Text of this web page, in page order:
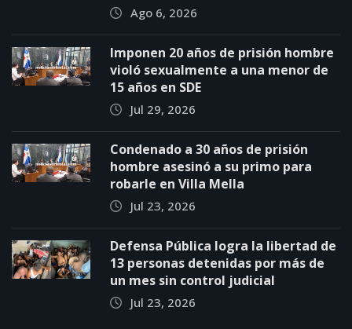
Ago 6, 2026
Imponen 20 años de prisión hombre
violó sexualmente a una menor de
15 años en SDE
Jul 29, 2026
Condenado a 30 años de prisión
hombre asesinó a su primo para
robarle en Villa Mella
Jul 23, 2026
Defensa Pública logra la libertad de
13 personas detenidas por más de
un mes sin control judicial
Jul 23, 2026